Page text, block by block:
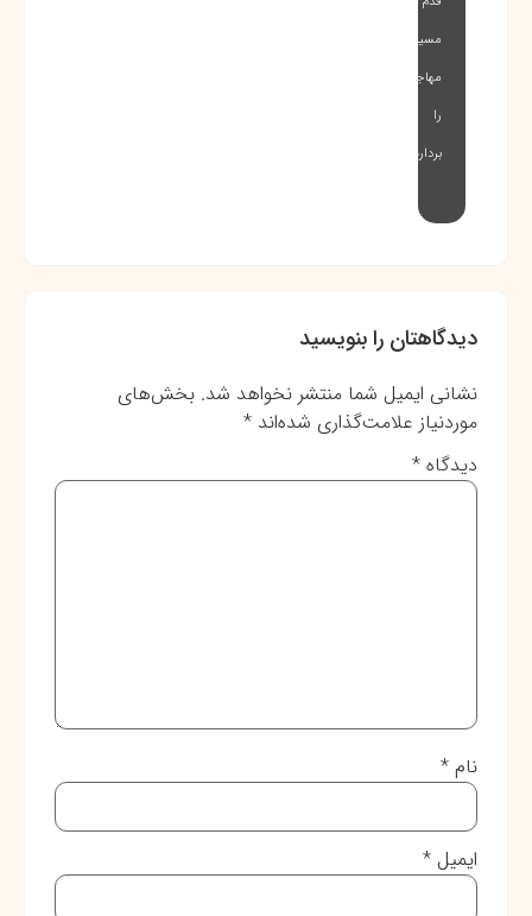
مسیر
مهاجرت
را
بردارید…
دیدگاهتان را بنویسید
نشانی ایمیل شما منتشر نخواهد شد. بخش‌های
موردنیاز علامت‌گذاری شده‌اند *
دیدگاه *
نام *
ایمیل *